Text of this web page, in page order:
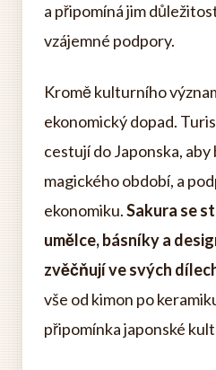
a připomíná jim
vzájemné podpory.
Kromě kulturního
ekonomický dopad.
cestují do Japonska,
magického období, a
ekonomiku.Sakura se
umělce, básníky a
zvěčňují ve svých
vše od kimon po
připomínka japonské